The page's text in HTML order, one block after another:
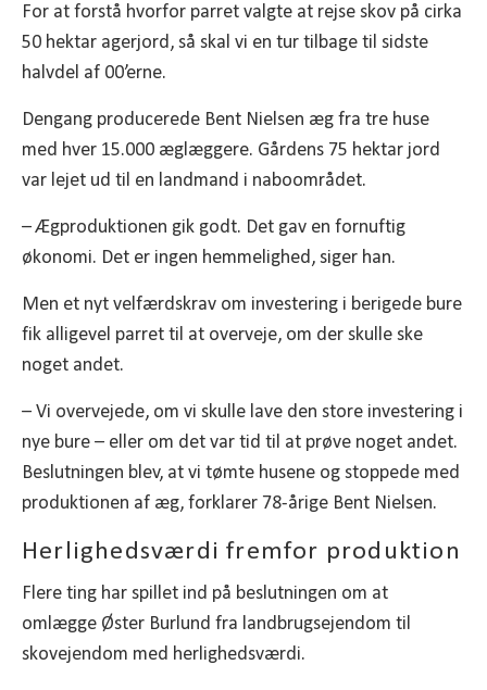
For at forstå hvorfor parret valgte at rejse skov på cirka
50 hektar agerjord, så skal vi en tur tilbage til sidste
halvdel af 00’erne.
Dengang producerede Bent Nielsen æg fra tre huse
med hver 15.000 æglæggere. Gårdens 75 hektar jord
var lejet ud til en landmand i naboområdet.
– Ægproduktionen gik godt. Det gav en fornuftig
økonomi. Det er ingen hemmelighed, siger han.
Men et nyt velfærdskrav om investering i berigede bure
fik alligevel parret til at overveje, om der skulle ske
noget andet.
– Vi overvejede, om vi skulle lave den store investering i
nye bure – eller om det var tid til at prøve noget andet.
Beslutningen blev, at vi tømte husene og stoppede med
produktionen af æg, forklarer 78-årige Bent Nielsen.
Herlighedsværdi fremfor produktion
Flere ting har spillet ind på beslutningen om at
omlægge Øster Burlund fra landbrugsejendom til
skovejendom med herlighedsværdi.